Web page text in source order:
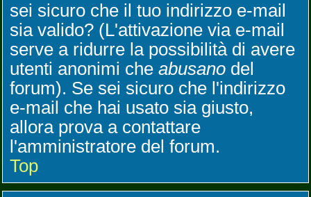
sei sicuro che il tuo indirizzo e-mail
sia valido? (L'attivazione via e-mail
serve a ridurre la possibilità di avere
utenti anonimi che abusano del
forum). Se sei sicuro che l'indirizzo
e-mail che hai usato sia giusto,
allora prova a contattare
l'amministratore del forum.
Top